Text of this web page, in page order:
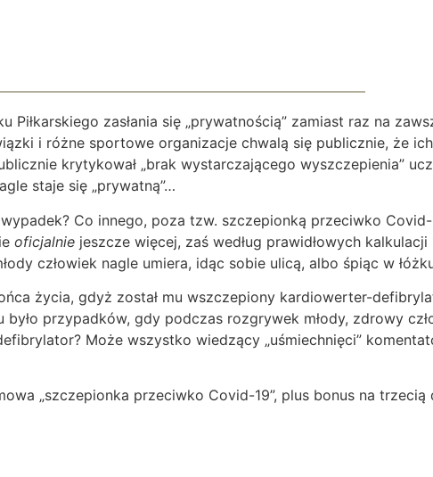
zasłania się „prywatnością” zamiast raz na
i różne sportowe organizacje chwalą się publicznie, że
krytykował „brak wystarczającego wyszczepienia”
staje się „prywatną”…
Co innego, poza tzw. szczepionką przeciwko
oficjalnie jeszcze więcej, zaś według prawidłowych
człowiek nagle umiera, idąc sobie ulicą, albo śpiąc w
życia, gdyż został mu wszczepiony kardiowerter-
przypadków, gdy podczas rozgrywek młody, zdrowy
Może wszystko wiedzący „uśmiechnięci”
„szczepionka przeciwko Covid-19”, plus bonus na trzecią